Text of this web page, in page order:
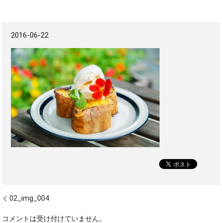
2016-06-22
02_img_004
コメントは受け付けていません。